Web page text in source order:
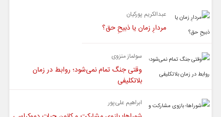
عبدالکریم پورکیان
مردارِ زمان یا ذبیحِ حق؟
سولماز منزوی
وقتی جنگ تمام نمی‌شود؛ روابط در زمان
بلاتکلیفی
ابراهیم علی‌پور